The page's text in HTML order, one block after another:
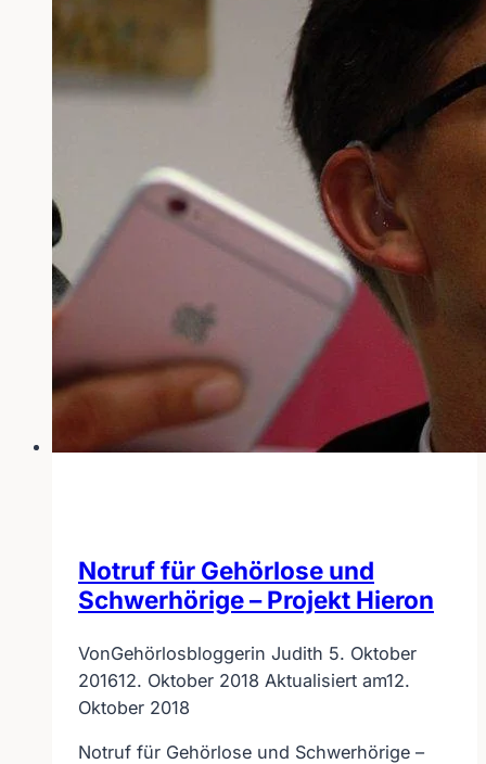
in
Karlsruhe
Notruf für Gehörlose und
Schwerhörige – Projekt Hieron
VonGehörlosbloggerin Judith 5. Oktober
201612. Oktober 2018 Aktualisiert am12.
Oktober 2018
Notruf für Gehörlose und Schwerhörige –